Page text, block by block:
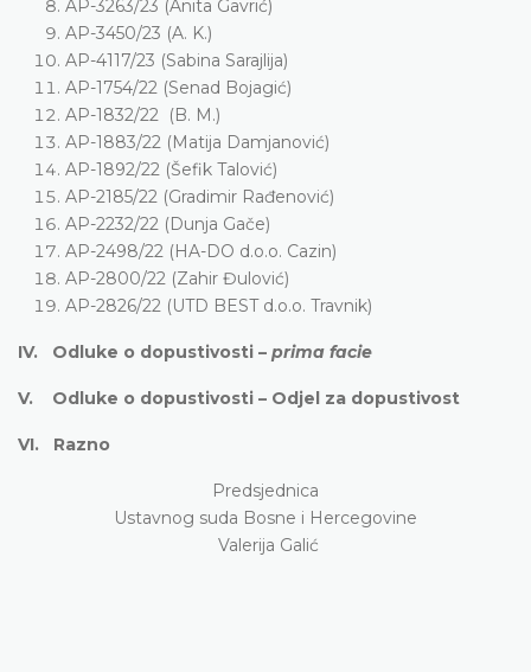
AP-3263/23 (Anita Gavrić)
AP-3450/23 (A. K.)
AP-4117/23 (Sabina Sarajlija)
AP-1754/22 (Senad Bojagić)
AP-1832/22 (B. M.)
AP-1883/22 (Matija Damjanović)
AP-1892/22 (Šefik Talović)
AP-2185/22 (Gradimir Rađenović)
AP-2232/22 (Dunja Gače)
AP-2498/22 (HA-DO d.o.o. Cazin)
AP-2800/22 (Zahir Đulović)
AP-2826/22 (UTD BEST d.o.o. Travnik)
IV. Odluke o dopustivosti – prima facie
V. Odluke o dopustivosti – Odjel za dopustivost
VI. Razno
Predsjednica
Ustavnog suda Bosne i Hercegovine
Valerija Galić